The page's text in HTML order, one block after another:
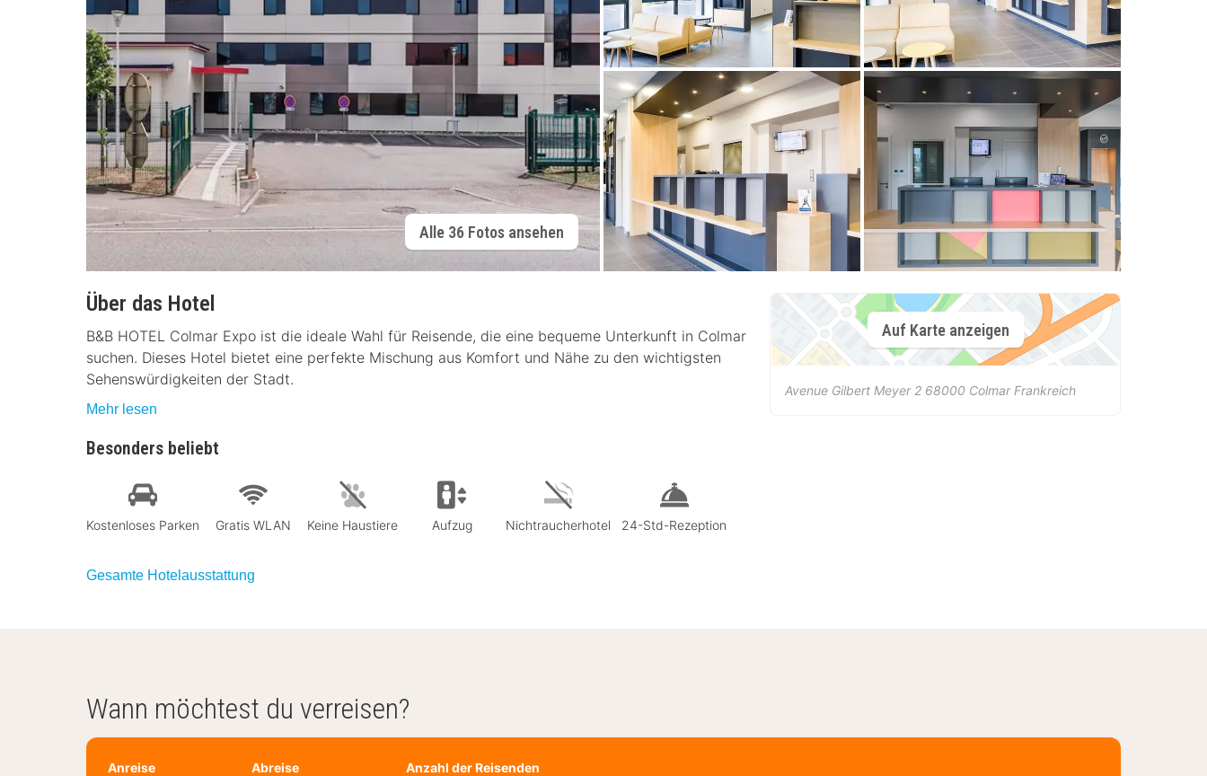
Alle 36 Fotos ansehen
Über das Hotel
B&B HOTEL Colmar Expo ist die ideale Wahl für Reisende, die eine bequeme Unterkunft in Colmar
suchen. Dieses Hotel bietet eine perfekte Mischung aus Komfort und Nähe zu den wichtigsten
Sehenswürdigkeiten der Stadt.
Mehr lesen
Besonders beliebt
Kostenloses Parken Gratis WLAN Keine Haustiere Aufzug Nichtraucherhotel 24-Std-Rezeption
Gesamte Hotelausstattung
Auf Karte anzeigen
Avenue Gilbert Meyer 2 68000 Colmar Frankreich
Wann möchtest du verreisen?
Anreise Abreise Anzahl der Reisenden